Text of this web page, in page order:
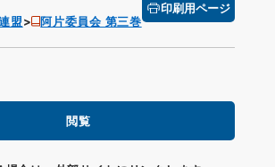
盟 阿片委員会 第三巻
印刷用ページ
閲覧